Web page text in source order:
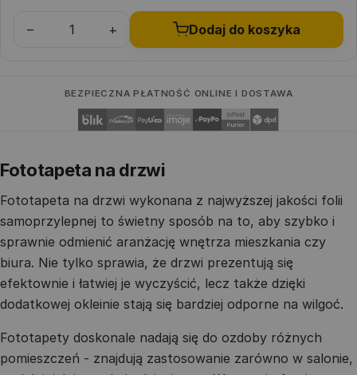
– + Dodaj do koszyka
BEZPIECZNA PŁATNOŚĆ ONLINE I DOSTAWA
Fototapeta na drzwi
Fototapeta na drzwi wykonana z najwyższej jakości folii
samoprzylepnej to świetny sposób na to, aby szybko i
sprawnie odmienić aranżację wnętrza mieszkania czy
biura. Nie tylko sprawia, że drzwi prezentują się
efektownie i łatwiej je wyczyścić, lecz także dzięki
dodatkowej okleinie stają się bardziej odporne na wilgoć.
Fototapety doskonale nadają się do ozdoby różnych
pomieszczeń - znajdują zastosowanie zarówno w salonie,